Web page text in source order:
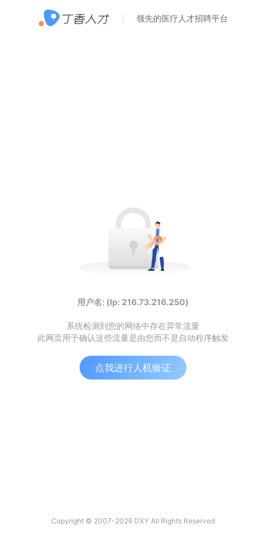
领先的医疗人才招聘平台
用户名: (Ip: 216.73.216.250)
系统检测到您的网络中存在异常流量
此网页用于确认这些流量是由您而不是自动程序触发
点我进行人机验证
Copyright © 2007-2026 DXY All Rights Reserved